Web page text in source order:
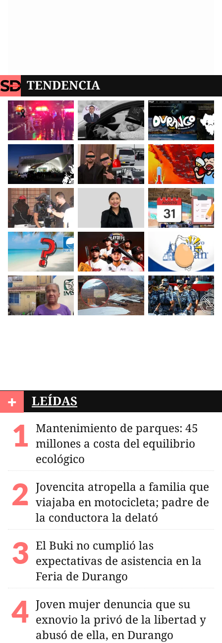
TENDENCIA
+ LEÍDAS
Mantenimiento de parques: 45
millones a costa del equilibrio
ecológico
Jovencita atropella a familia que
viajaba en motocicleta; padre de
la conductora la delató
El Buki no cumplió las
expectativas de asistencia en la
Feria de Durango
Joven mujer denuncia que su
exnovio la privó de la libertad y
abusó de ella, en Durango